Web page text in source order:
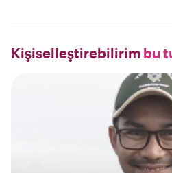
Kişiselleştirebilirim bu